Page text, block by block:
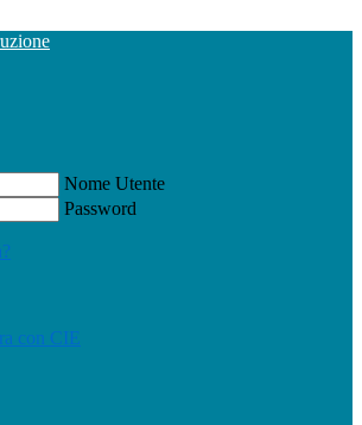
Nome Utente
Password
con CIE